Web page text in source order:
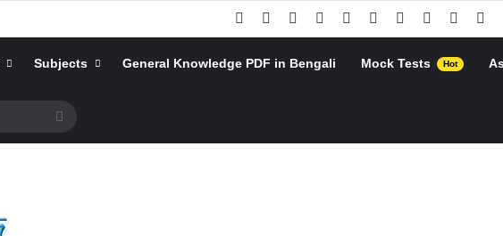
Facebook PinterestYouTubeInstagramGoogle Play
TelegramWhatsApp
RSS
Subjects General Knowledge PDF in Bengali Mock Tests Hot
Search
for